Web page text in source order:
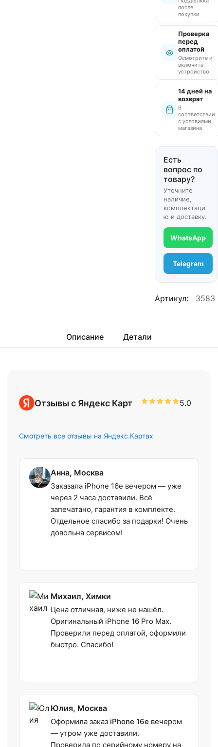
после
покупки
Проверка
перед
оплатой
Осмотрите и
включите
устройство
14 дней на
возврат
В
соответствии
с условиями
магазина
Есть
вопрос по
товару?
Уточните
наличие,
комплектаци
ю и доставку.
WhatsApp
Telegram
Артикул: 3583
Описание Детали
Отзывы с Яндекс Карт 5.0
Смотреть все отзывы на Яндекс.Картах
Анна, Москва
Заказала iPhone 16e вечером — уже
через 2 часа доставили. Всё
запечатано, гарантия в комплекте.
Отдельное спасибо за подарки! Очень
довольна сервисом!
Михаил, Химки
Цена отличная, ниже не нашёл.
Оригинальный iPhone 16 Pro Max.
Проверили перед оплатой, оформили
быстро. Спасибо!
Юлия, Москва
Оформила заказ iPhone 16e вечером
— утром уже доставили.
Проверила по серийному номеру на